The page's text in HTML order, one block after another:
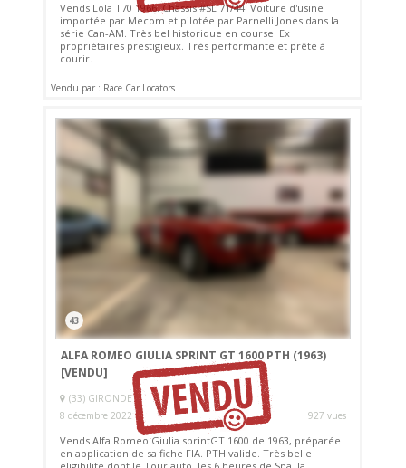
Vends Lola T70 1966. Châssis #SL 71/44. Voiture d'usine
importée par Mecom et pilotée par Parnelli Jones dans la
série Can-AM. Très bel historique en course. Ex
propriétaires prestigieux. Très performante et prête à
courir.
Vendu par : Race Car Locators
43
ALFA ROMEO GIULIA SPRINT GT 1600 PTH (1963)
[VENDU]
(33) GIRONDE
8 décembre 2022
927 vues
Vends Alfa Romeo Giulia sprintGT 1600 de 1963, préparée
en application de sa fiche FIA. PTH valide. Très belle